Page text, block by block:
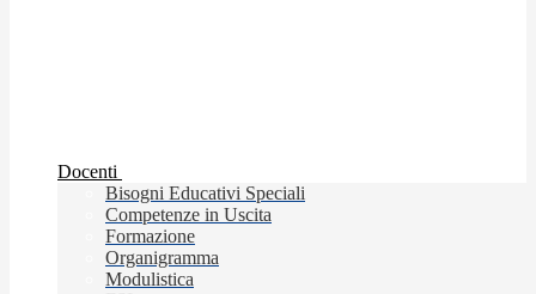
Docenti
Bisogni Educativi Speciali
Competenze in Uscita
Formazione
Organigramma
Modulistica